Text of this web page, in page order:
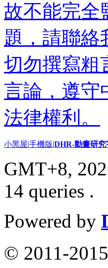
故不能完全
題，請聯絡
切勿撰寫粗
言論，遵守
法律權利。
小黑屋|手機版|DHR-動畫研究
GMT+8,
14 queries .
Powered by
© 2011-2015